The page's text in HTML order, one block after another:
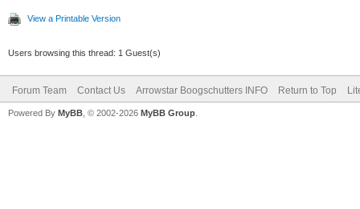
View a Printable Version
Users browsing this thread: 1 Guest(s)
Forum Team Contact Us Arrowstar Boogschutters INFO Return to Top
Powered By MyBB , © 2002-2026 MyBB Group